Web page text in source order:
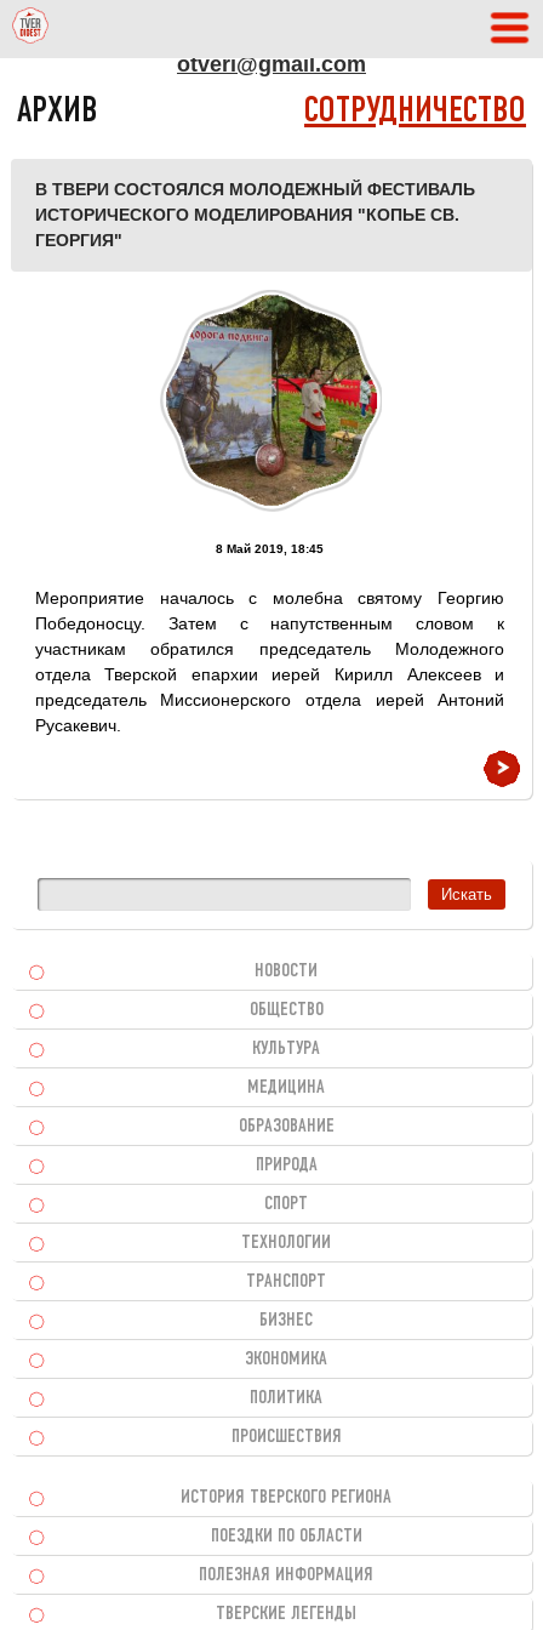
otveri@gmail.com
АРХИВ СОТРУДНИЧЕСТВО
В ТВЕРИ СОСТОЯЛСЯ МОЛОДЕЖНЫЙ ФЕСТИВАЛЬ
ИСТОРИЧЕСКОГО МОДЕЛИРОВАНИЯ "КОПЬЕ СВ.
ГЕОРГИЯ"
8 Май 2019, 18:45
Мероприятие началось с молебна святому Георгию
Победоносцу. Затем с напутственным словом к
участникам обратился председатель Молодежного
отдела Тверской епархии иерей Кирилл Алексеев и
председатель Миссионерского отдела иерей Антоний
Русакевич.
НОВОСТИ
ОБЩЕСТВО
КУЛЬТУРА
МЕДИЦИНА
ОБРАЗОВАНИЕ
ПРИРОДА
СПОРТ
ТЕХНОЛОГИИ
ТРАНСПОРТ
БИЗНЕС
ЭКОНОМИКА
ПОЛИТИКА
ПРОИСШЕСТВИЯ
ИСТОРИЯ ТВЕРСКОГО РЕГИОНА
ПОЕЗДКИ ПО ОБЛАСТИ
ПОЛЕЗНАЯ ИНФОРМАЦИЯ
ТВЕРСКИЕ ЛЕГЕНДЫ